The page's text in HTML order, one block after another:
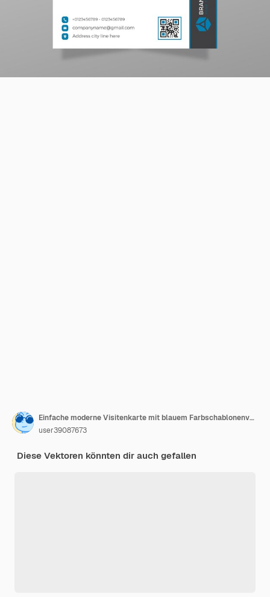
Einfache moderne Visitenkarte mit blauem Farbschablonenvektor
user39087673
Diese Vektoren könnten dir auch gefallen